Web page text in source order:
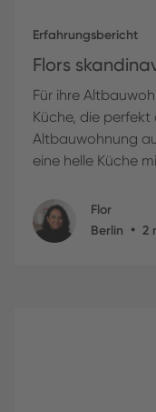
Erfahrungsbericht
Flors
Für ihre
Küche, die
Altbauwohnung
eine helle Küche
Flor
Berlin • 2